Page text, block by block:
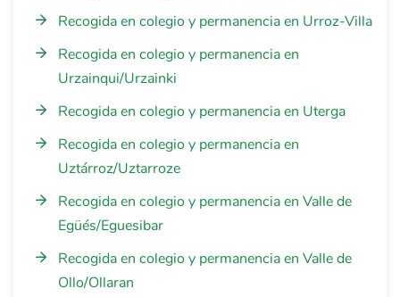
Recogida en colegio y permanencia en Urroz-Villa
Recogida en colegio y permanencia en
Urzainqui/Urzainki
Recogida en colegio y permanencia en Uterga
Recogida en colegio y permanencia en
Uztárroz/Uztarroze
Recogida en colegio y permanencia en Valle de
Egüés/Eguesibar
Recogida en colegio y permanencia en Valle de
Ollo/Ollaran